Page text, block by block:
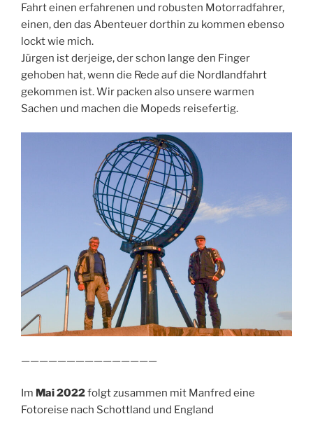
Fahrt einen erfahrenen und robusten Motorradfahrer,
einen, den das Abenteuer dorthin zu kommen ebenso
lockt wie mich.
Jürgen ist derjeige, der schon lange den Finger
gehoben hat, wenn die Rede auf die Nordlandfahrt
gekommen ist. Wir packen also unsere warmen
Sachen und machen die Mopeds reisefertig.
———————————————
Im Mai 2022folgt zusammen mit Manfred eine
Fotoreise nach Schottland und England